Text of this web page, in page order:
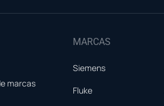
marcas
MARCAS
Siemens
Fluke